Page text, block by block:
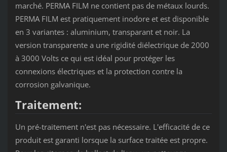
marché. PERMA FILM ne contient pas de métaux lourds.
PERMA FILM est pratiquement inodore et est disponible
en 3 variantes : aluminium, transparant et noir. La
version transparente a une rigidité diélectrique de 2000
à 3000 Volts ce qui est idéal pour protéger les
connexions électriques et la protection contre la
corrosion galvanique.
Traitement:
Un pré-traitement n'est pas nécessaire. L'efficacité de ce
produit est garanti lorsque la surface traitée est propre.